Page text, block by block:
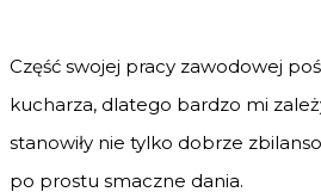
Część swojej pracy zawodowej
kucharza, dlatego bardzo mi
stanowiły nie tylko dobrze
po prostu smaczne dania.